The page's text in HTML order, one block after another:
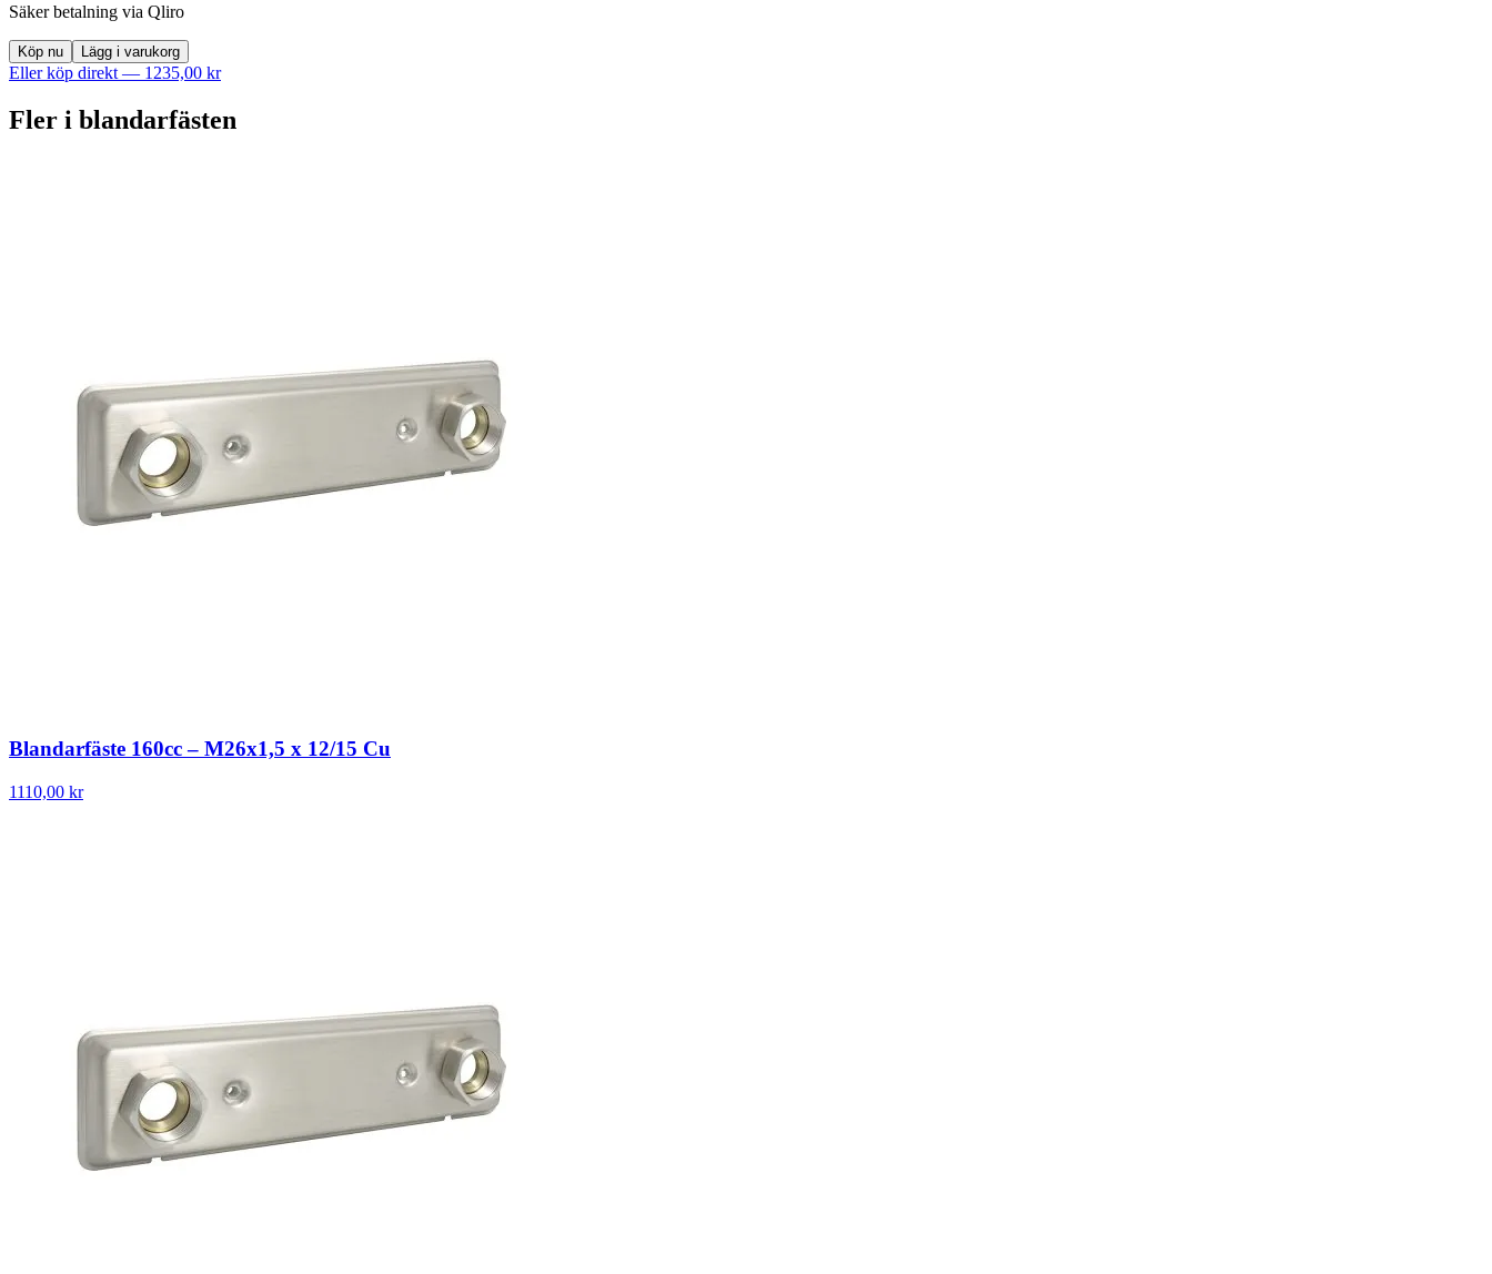
Säker betalning via Qliro
Köp nu Lägg i varukorg
Eller köp direkt — 1235,00 kr
Fler i blandarfästen
Blandarfäste 160cc – M26x1,5 x 12/15 Cu
1110,00 kr